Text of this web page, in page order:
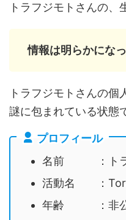
トラフジモトさんの、
情報は明らかにな
トラフジモトさんの
謎に包まれている状態
プロフィール
名前 ：トラ
活動名 ：
年齢 ：非